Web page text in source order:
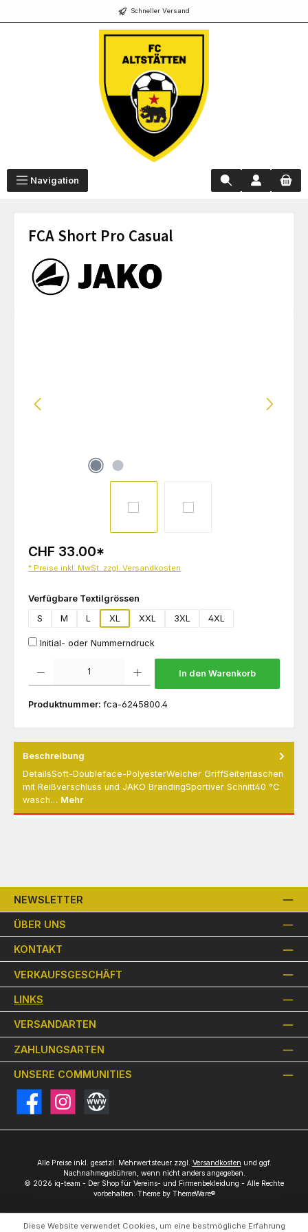
Schneller Versand
Navigation
FCA Short Pro Casual
CHF 33.00*
* Preise inkl. MwSt. zzgl. Versandkosten
Verfügbare Textilgrössen
S
M L XL XXL 3XL 4XL
Initial- oder Nummerndruck
In den Warenkorb
Produktnummer: fca-6245800.4
Beschreibung
DetailsSoft-Doubleface-PolyesterWeicher GriffSeitentaschen
mit Reißverschluss und JAKO BrandingSportiver Schnitt40 °C
wasch… Mehr
NEWSLETTER
ÜBER UNS
KONTAKT
VERKAUFSGESCHÄFT
LINKS
VERSANDARTEN
ZAHLUNGSARTEN
UNSERE COMMUNITIES
FacebookInstagramWebsite
Alle Preise inkl. gesetzl. Mehrwertsteuer zzgl. Versandkosten und ggf.
Nachnahmegebühren, wenn nicht anders angegeben.
© 2026 iq-team - Der Shop für Vereins- und Firmenbekleidung - Alle Rechte
vorbehalten. Theme by ThemeWare®
Diese Website verwendet Cookies, um eine bestmögliche Erfahrung